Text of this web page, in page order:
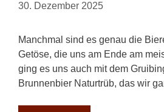
30. Dezember 2025
Manchmal sind es genau die
Getöse, die uns am Ende am
ging es uns auch mit dem
Brunnenbier Naturtrüb, das wir